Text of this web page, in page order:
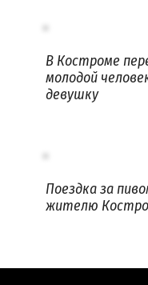
В Костроме
молодой
девушку
Поездка за
жителю